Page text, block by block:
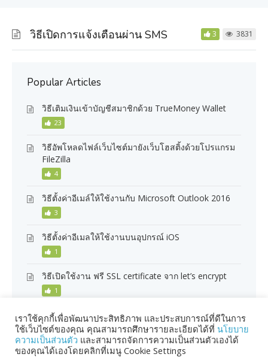
วิธีเปิดการแจ้งเตือนผ่าน SMS 3 3831
Popular Articles
วิธีเติมเงินเข้าบัญชีสมาชิกด้วย TrueMoney Wallet
23
วิธีอัพโหลดไฟล์เว็บไซต์มายังเว็บโฮสติ้งด้วยโปรแกรม
FileZilla
4
วิธีตั้งค่าอีเมล์ให้ใช้งานกับ Microsoft Outlook 2016
3
วิธีตั้งค่าอีเมลให้ใช้งานบนอุปกรณ์ iOS
1
วิธีเปิดใช้งาน ฟรี SSL certificate จาก let’s encrypt
1
เราใช้คุกกี้เพื่อพัฒนาประสิทธิภาพ และประสบการณ์ที่ดีในการ
ใช้เว็บไซต์ของคุณ คุณสามารถศึกษารายละเอียดได้ที่ นโยบาย
ความเป็นส่วนตัว และสามารถจัดการความเป็นส่วนตัวเองได้
ของคุณได้เองโดยคลิกที่เมนู Cookie Settings